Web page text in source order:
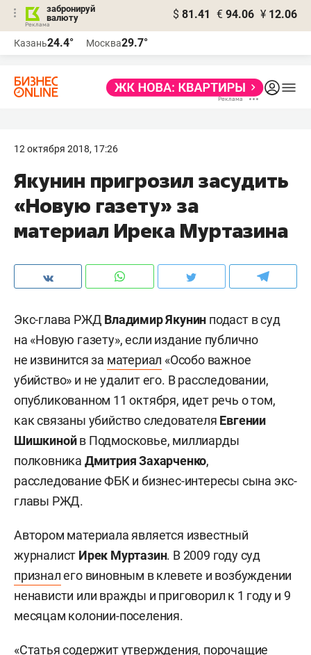
забронируй
валюту
$ 81.41 € 94.06 ¥ 12.06
Казань24.4° Москва29.7°
12 октября 2018, 17:26
Якунин пригрозил засудить
«Новую газету» за
материал Ирека Муртазина
Экс-глава РЖД Владимир Якунин подаст в суд
на «Новую газету», если издание публично
не извинится за материал «Особо важное
убийство» и не удалит его. В расследовании,
опубликованном 11 октября, идет речь о том,
как связаны убийство следователя Евгении
Шишкинойв Подмосковье, миллиарды
полковника Дмитрия Захарченко,
расследование ФБК и бизнес-интересы сына экс-
главы РЖД.
Автором материала является известный
журналист Ирек Муртазин. В 2009 году суд
призналего виновным в клевете и возбуждении
ненависти или вражды и приговорил к 1 году и 9
месяцам колонии-поселения.
«Статья содержит утверждения, порочащие